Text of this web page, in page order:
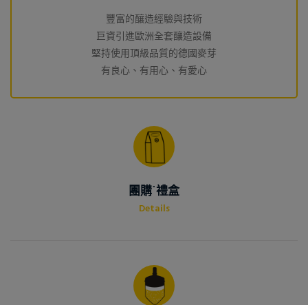
豐富的釀造經驗與技術
巨資引進歐洲全套釀造設備
堅持使用頂級品質的德國麥芽
有良心、有用心、有愛心
團購˙禮盒
Details